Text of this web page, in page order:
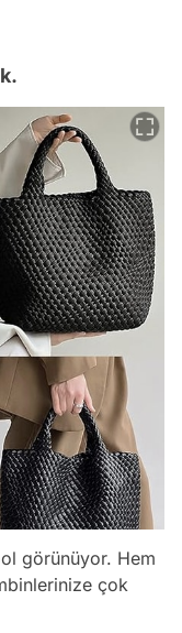
görünüyor. Hem
çok